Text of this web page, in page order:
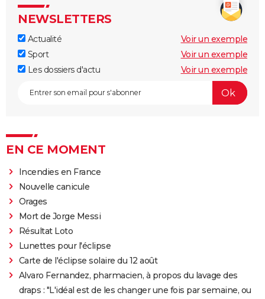
NEWSLETTERS
Actualité
Voir un exemple
Sport
Voir un exemple
Les dossiers d'actu
Voir un exemple
EN CE MOMENT
Incendies en France
Nouvelle canicule
Orages
Mort de Jorge Messi
Résultat Loto
Lunettes pour l'éclipse
Carte de l'éclipse solaire du 12 août
Alvaro Fernandez, pharmacien, à propos du lavage des
draps : "L'idéal est de les changer une fois par semaine, ou